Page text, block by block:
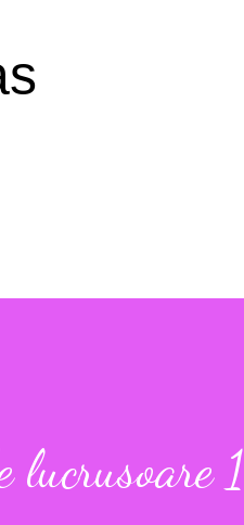
lucrusoare 1